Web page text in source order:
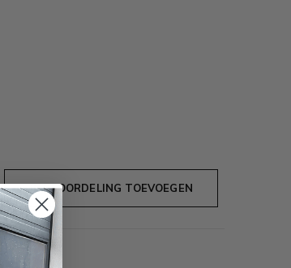
JE BEOORDELING TOEVOEGEN